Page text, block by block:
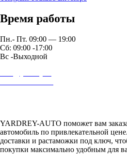
Время работы
Пн.- Пт. 09:00 — 19:00
Сб: 09:00 -17:00
Вс -Выходной
YARDREY-AUTO поможет вам
автомобиль по привлекательной
доставки и растаможки под ключ,
покупки максимально удобным для